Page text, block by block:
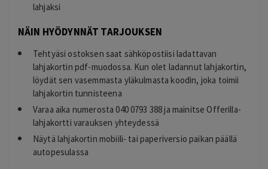
lahjaksi
NÄIN HYÖDYNNÄT TARJOUKSEN
Tehtyäsi ostoksen saat sähköpostiisi ladattavan
lahjakortin pdf-muodossa. Kun olet ladannut lahjakortin,
löydät sen vasemmasta yläkulmasta koodin, joka toimii
lahjakortin tunnisteena
Varaa aika numerosta 040 0793 388 ja mainitse Offerilla-
lahjakortti varauksen yhteydessä
Näytä lahjakortin mobiili- tai paperiversio paikan päällä
autopesulassa